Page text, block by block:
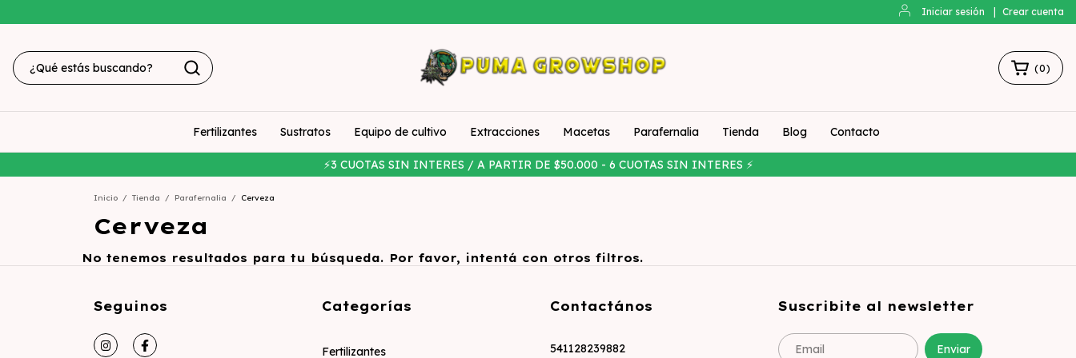
Iniciar sesión Crear cuenta
⚡3 CUOTAS SIN INTERES / A PARTIR DE $50.000 - 6 CUOTAS SIN INTERES ⚡
(0)
Fertilizantes Sustratos Equipo de cultivo Extracciones Macetas Parafernalia Tienda Blog Contacto
Inicio / Tienda / Parafernalia / Cerveza
Cerveza
No tenemos resultados para tu búsqueda. Por favor, intentá con otros filtros.
Seguinos Categorías
Fertilizantes
Contactános
541128239882
Suscribite al newsletter